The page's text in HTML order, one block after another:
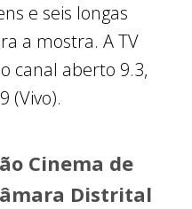
e seis longas
a mostra. A TV
canal aberto 9.3,
(Vivo).
Cinema de
Distrital